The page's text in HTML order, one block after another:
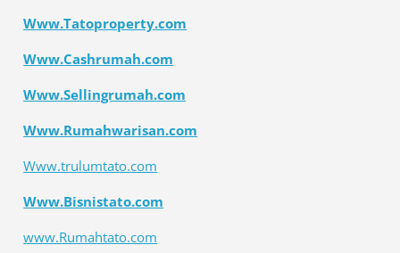
Www.Tatoproperty.com
Www.Cashrumah.com
Www.Sellingrumah.com
Www.Rumahwarisan.com
Www.trulumtato.com
Www.Bisnistato.com
www.Rumahtato.com